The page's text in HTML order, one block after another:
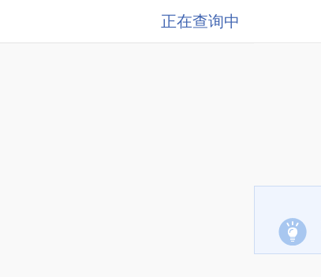
正在查询中